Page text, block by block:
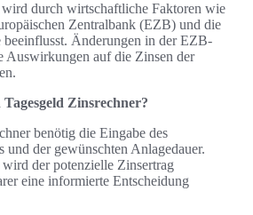
durch wirtschaftliche Faktoren wie
Zentralbank (EZB) und die
beeinflusst. Änderungen in der EZB-
Auswirkungen auf die Zinsen der
Zinsrechner?
benötig die Eingabe des
und der gewünschten Anlagedauer.
der potenzielle Zinsertrag
eine informierte Entscheidung